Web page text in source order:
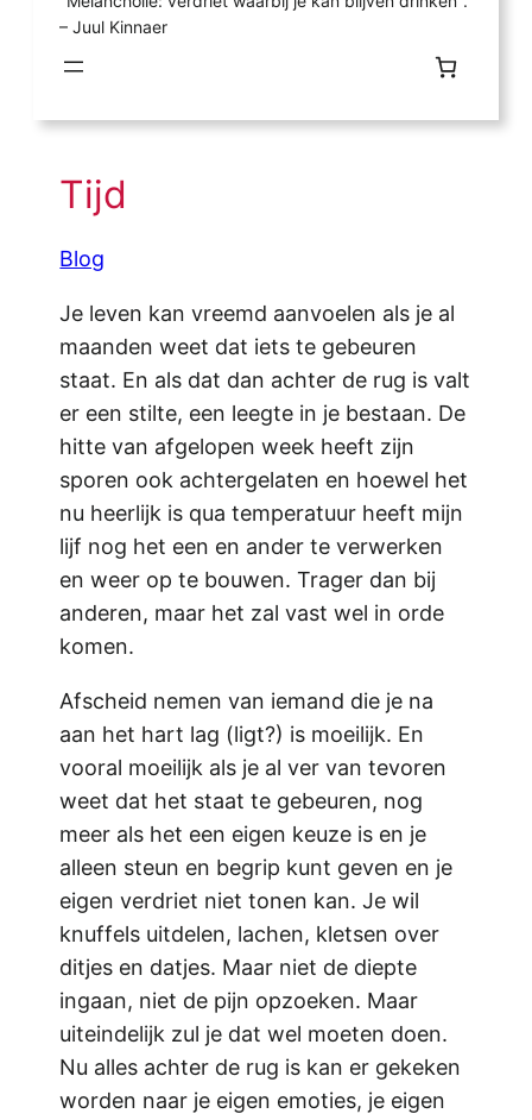
– Juul Kinnaer
Tijd
Blog
Je leven kan vreemd aanvoelen als je al
maanden weet dat iets te gebeuren
staat. En als dat dan achter de rug is valt
er een stilte, een leegte in je bestaan. De
hitte van afgelopen week heeft zijn
sporen ook achtergelaten en hoewel het
nu heerlijk is qua temperatuur heeft mijn
lijf nog het een en ander te verwerken
en weer op te bouwen. Trager dan bij
anderen, maar het zal vast wel in orde
komen.
Afscheid nemen van iemand die je na
aan het hart lag (ligt?) is moeilijk. En
vooral moeilijk als je al ver van tevoren
weet dat het staat te gebeuren, nog
meer als het een eigen keuze is en je
alleen steun en begrip kunt geven en je
eigen verdriet niet tonen kan. Je wil
knuffels uitdelen, lachen, kletsen over
ditjes en datjes. Maar niet de diepte
ingaan, niet de pijn opzoeken. Maar
uiteindelijk zul je dat wel moeten doen.
Nu alles achter de rug is kan er gekeken
worden naar je eigen emoties, je eigen